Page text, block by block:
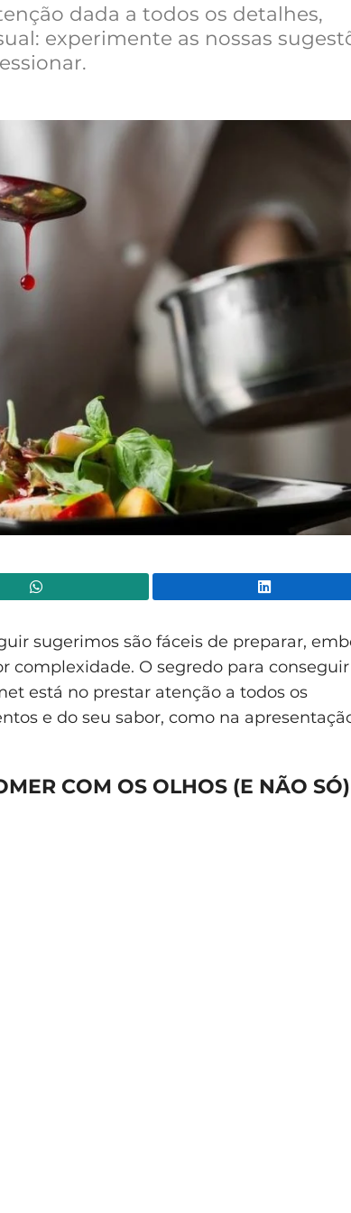
dada a todos os detalhes,
experimente as nossas
sugerimos são fáceis de preparar,
complexidade. O segredo para conseguir
está no prestar atenção a todos os
e do seu sabor, como na
COM OS OLHOS (E NÃO SÓ)